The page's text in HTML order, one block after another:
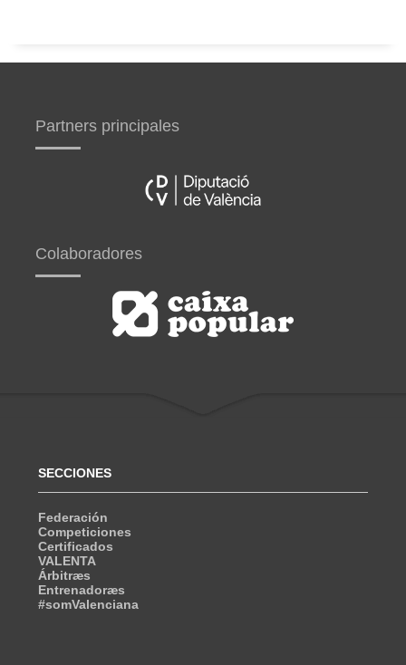
Partners principales
Colaboradores
SECCIONES
Federación
Competiciones
Certificados
VALENTA
Árbitræs
Entrenadoræs
#somValenciana